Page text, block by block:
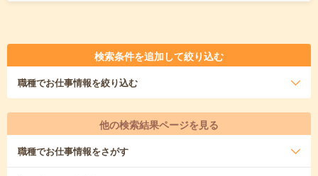
検索条件を追加して絞り込む
職種でお仕事情報を絞り込む
他の検索結果ページを見る
職種でお仕事情報をさがす